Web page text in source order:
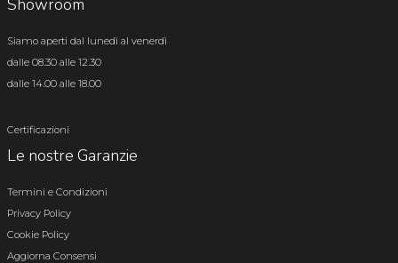
Siamo aperti dal lunedì al venerdì
dalle 08.30 alle 12.30
dalle 14.00 alle 18.00
Certificazioni
Le nostre Garanzie
Termini e Condizioni
Privacy Policy
Cookie Policy
Aggiorna Consensi